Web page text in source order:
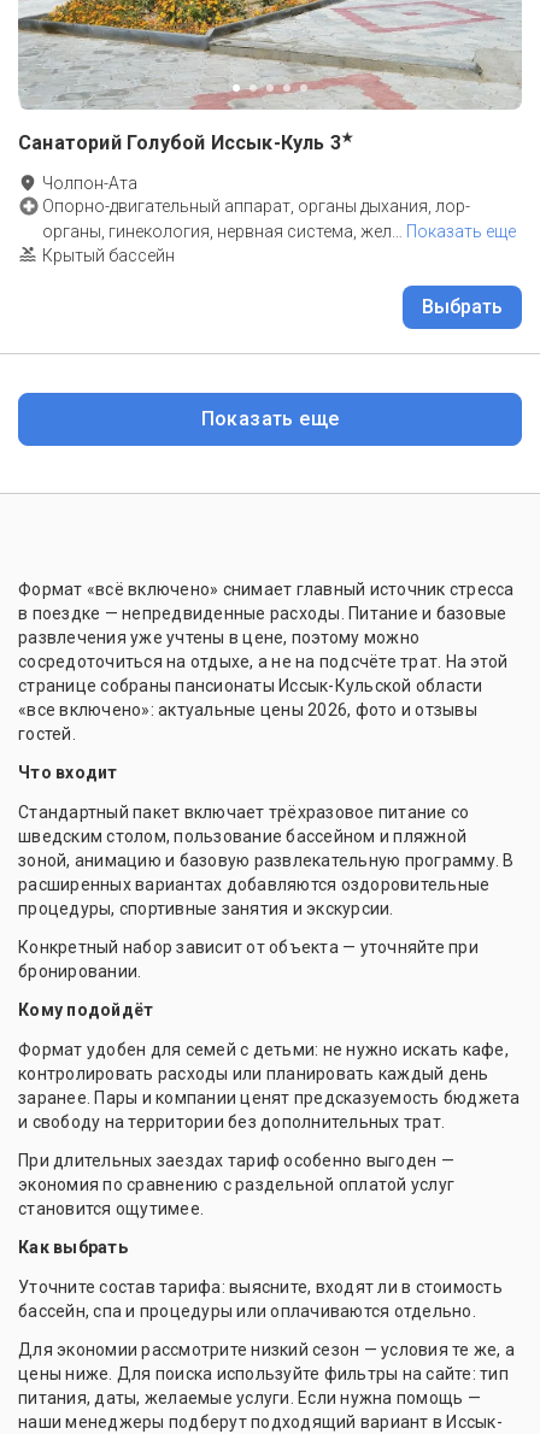
Санаторий Голубой Иссык-Куль 3★
Чолпон-Ата
Опорно-двигательный аппарат, органы дыхания, лор-
органы, гинекология, нервная система, жел
Показать еще
Крытый бассейн
Выбрать
Показать еще
Формат «всё включено» снимает главный источник стресса
в поездке — непредвиденные расходы. Питание и базовые
развлечения уже учтены в цене, поэтому можно
сосредоточиться на отдыхе, а не на подсчёте трат. На этой
странице собраны пансионаты Иссык-Кульской области
«все включено»: актуальные цены 2026, фото и отзывы
гостей.
Что входит
Стандартный пакет включает трёхразовое питание со
шведским столом, пользование бассейном и пляжной
зоной, анимацию и базовую развлекательную программу. В
расширенных вариантах добавляются оздоровительные
процедуры, спортивные занятия и экскурсии.
Конкретный набор зависит от объекта — уточняйте при
бронировании.
Кому подойдёт
Формат удобен для семей с детьми: не нужно искать кафе,
контролировать расходы или планировать каждый день
заранее. Пары и компании ценят предсказуемость бюджета
и свободу на территории без дополнительных трат.
При длительных заездах тариф особенно выгоден —
экономия по сравнению с раздельной оплатой услуг
становится ощутимее.
Как выбрать
Уточните состав тарифа: выясните, входят ли в стоимость
бассейн, спа и процедуры или оплачиваются отдельно.
Для экономии рассмотрите низкий сезон — условия те же, а
цены ниже. Для поиска используйте фильтры на сайте: тип
питания, даты, желаемые услуги. Если нужна помощь —
наши менеджеры подберут подходящий вариант в Иссык-